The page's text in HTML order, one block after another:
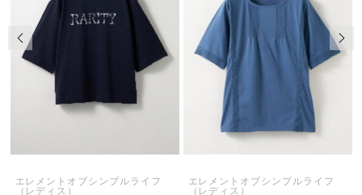
エレメントオブシンプルライフ
（レディス）
エレメントオブシンプルライフ
（レディス）
前の画像